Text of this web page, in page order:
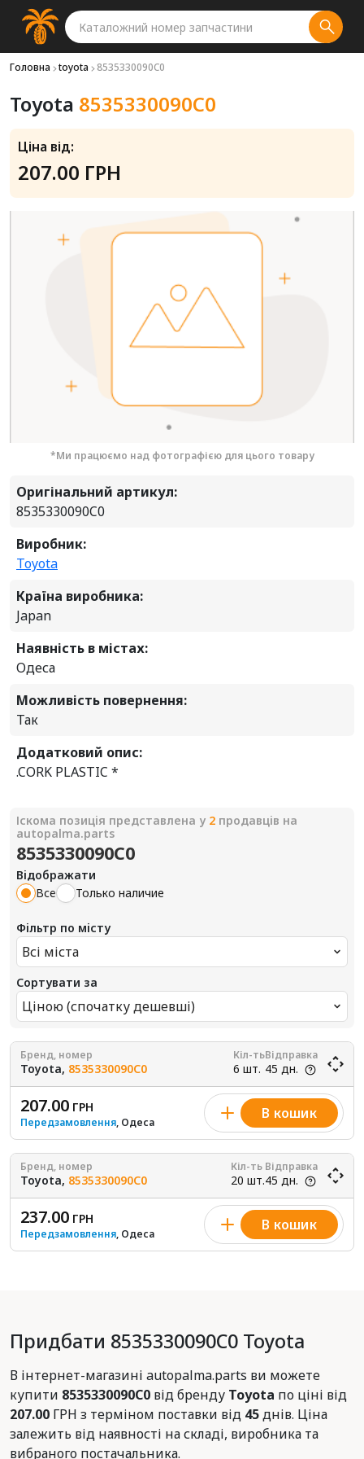
Головна toyota 8535330090C0
Toyota 8535330090C0
Ціна від:
207.00 ГРН
*Ми працюємо над фотографією для цього товару
Оригінальний артикул:
8535330090C0
Виробник:
Toyota
Країна виробника:
Japan
Наявність в містах:
Одеса
Можливість повернення:
Так
Додатковий опис:
.CORK PLASTIC *
Іскома позиція представлена у 2 продавців на
autopalma.parts
8535330090C0
Відображати
Все
Только наличие
Фільтр по місту
Всі міста
Сортувати за
Ціною (спочатку дешевші)
Бренд, номер
Toyota, 8535330090C0
Кіл-ть
6 шт.
Відправка
45 дн.
207.00 ГРН
Передзамовлення, Одеса
В кошик
Бренд, номер
Toyota, 8535330090C0
Кіл-ть
20 шт.
Відправка
45 дн.
237.00 ГРН
Передзамовлення, Одеса
В кошик
Придбати 8535330090C0 Toyota
В інтернет-магазині autopalma.parts ви можете
купити 8535330090C0 від бренду Toyota по ціні від
207.00 ГРН з терміном поставки від 45днів. Ціна
залежить від наявності на складі, виробника та
вибраного постачальника.